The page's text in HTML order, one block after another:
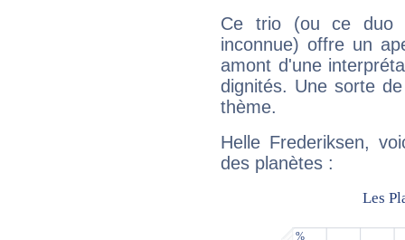
Ce trio (ou ce duo
inconnue) offre un
amont d'une
dignités. Une sorte
thème.
Helle Frederiksen,
des planètes :